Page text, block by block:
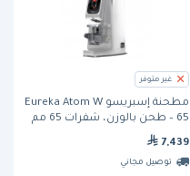
غير متوفر
مطحنة إسبريسو Eureka Atom W
65 – طحن بالوزن، شفرات 65 مم
7,439
توصيل مجاني